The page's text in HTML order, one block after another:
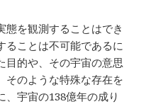
態を観測することはでき
ることは不可能であるに
目的や、その宇宙の意思
そのような特殊な存在を
宇宙の138億年の成り